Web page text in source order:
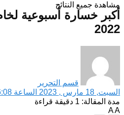
مشاهدة جميع النتائح
أكبر خسارة أسبوعية
2022
قسم التحرير
السبت, 18 مارس , 2023 الساعة 6:08 مساءً (مكة المكرمة)
مدة المقالة: 1 دقيقة قراءة
AA